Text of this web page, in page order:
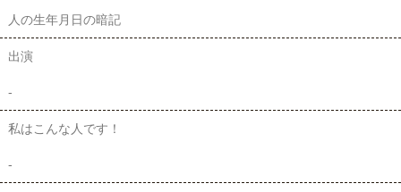
人の生年月日の暗記
出演
-
私はこんな人です！
-